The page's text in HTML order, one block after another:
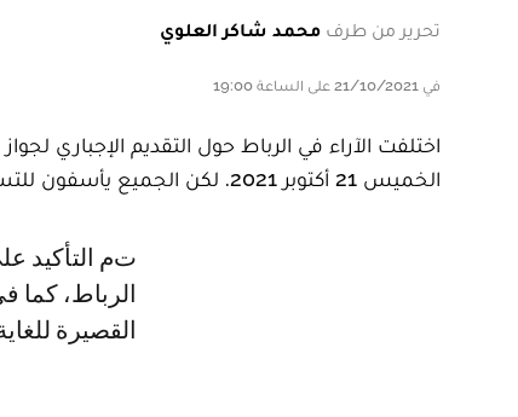
تحرير من طرف محمد شاكر العلوي
في 21/10/2021 على الساعة 19:00
اختلفت الآراء في الرباط حول التقديم الإجباري
الخميس 21 أكتوبر 2021. لكن الجميع يأسفون للتسرع في فرض هذا الإجراء.
تم التأكيد على أن جواز اللقاح إجبارية منذ اليوم الخميس 21 أكتوبر 2021. وفي
الرباط، كما
القصيرة للغاية المفروضة: 3 أيام بين